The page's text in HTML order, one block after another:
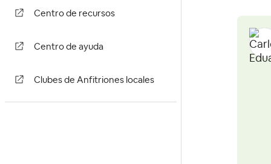
Centro de recursos
Centro de ayuda
Clubes de Anfitriones locales